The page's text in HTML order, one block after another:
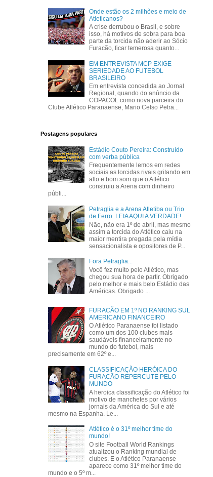
Onde estão os 2 milhões e meio de
Atleticanos?
A crise derrubou o Brasil, e sobre
isso, há motivos de sobra para boa
parte da torcida não aderir ao Sócio
Furacão, ficar temerosa quanto...
EM ENTREVISTA MCP EXIGE
SERIEDADE AO FUTEBOL
BRASILEIRO
Em entrevista concedida ao Jornal
Regional, quando do anúncio da
COPACOL como nova parceira do
Clube Atlético Paranaense, Mario Celso Petra...
Postagens populares
Estádio Couto Pereira: Construído
com verba pública
Frequentemente lemos em redes
sociais as torcidas rivais gritando em
alto e bom som que o Atlético
construiu a Arena com dinheiro
públi...
Petraglia e a Arena Atletiba ou Trio
de Ferro. LEIA AQUI A VERDADE!
Não, não era 1º de abril, mas mesmo
assim a torcida do Atlético caiu na
maior mentira pregada pela mídia
sensacionalista e opositores de P...
Fora Petraglia...
Você fez muito pelo Atlético, mas
chegou sua hora de partir. Obrigado
pelo melhor e mais belo Estádio das
Américas. Obrigado ...
FURACÃO EM 1º NO RANKING SUL
AMERICANO FINANCEIRO
O Atlético Paranaense foi listado
como um dos 100 clubes mais
saudáveis financeiramente no
mundo do futebol, mais
precisamente em 62º e...
CLASSIFICAÇÃO HERÓICA DO
FURACÃO REPERCUTE PELO
MUNDO
A heroica classificação do Atlético foi
motivo de manchetes por vários
jornais da América do Sul e até
mesmo na Espanha. Le...
Atlético é o 31º melhor time do
mundo!
O site Football World Rankings
atualizou o Ranking mundial de
clubes. E o Atlético Paranaense
aparece como 31º melhor time do
mundo e o 5º m...